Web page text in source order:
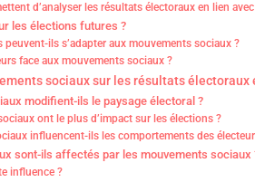
d’analyser les résultats électoraux en lien
les élections futures ?
ils s’adapter aux mouvements sociaux ?
face aux mouvements sociaux ?
sociaux sur les résultats électoraux
modifient-ils le paysage électoral ?
ont le plus d’impact sur les élections ?
influencent-ils les comportements des
sont-ils affectés par les mouvements sociaux
influence ?